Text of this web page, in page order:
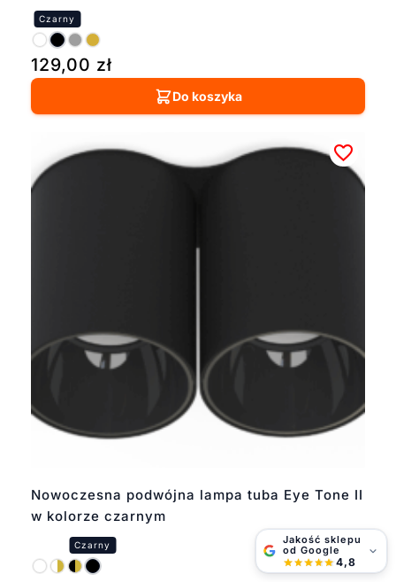
129,00 zł
Do koszyka
Nowoczesna podwójna lampa tuba Eye Tone II
w kolorze czarnym
Jakość sklepu
od Google
4,8